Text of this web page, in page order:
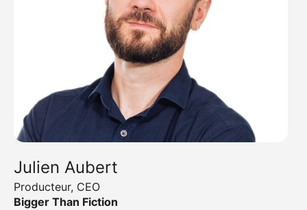
Julien Aubert
Producteur, CEO
Bigger Than Fiction